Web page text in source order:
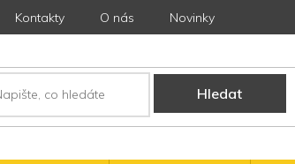
Kontakty O nás Novinky
Hledat